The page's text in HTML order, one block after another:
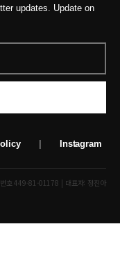
updates. Update on
Instagram
번호 449-81-01178 | 대표자: 정진아